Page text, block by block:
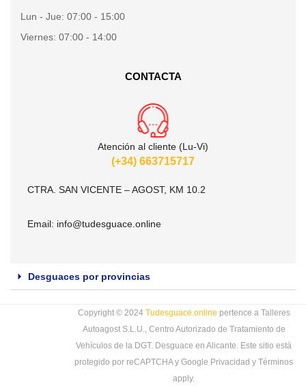
Lun - Jue: 07:00 - 15:00
Viernes: 07:00 - 14:00
CONTACTA
Atención al cliente (Lu-Vi)
(+34) 663715717
CTRA. SAN VICENTE – AGOST, KM 10.2
Email: info@tudesguace.online
Desguaces por provincias
Copyright © 2024 Tudesguace.online pertence a Talleres
Autoagost S.L.U., Centro Autorizado de Tratamiento de
Vehículos de la DGT. Desguace en Alicante. Este sitio está
protegido por reCAPTCHA y Google Privacidad y Términos
apply.